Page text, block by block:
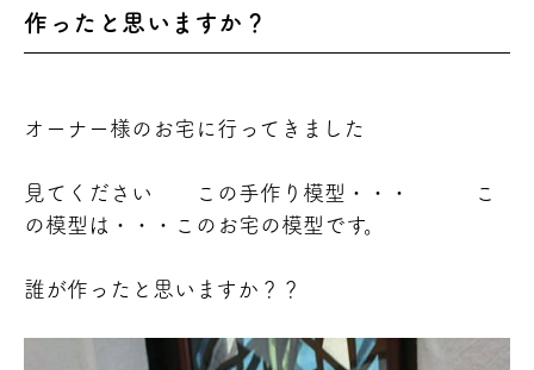
作ったと思いますか？
オーナー様のお宅に行ってきました
見てください この手作り模型・・・
こ
の模型は・・・このお宅 の模型です。
誰が作ったと思いますか？？